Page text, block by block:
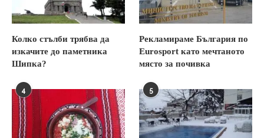
Колко стълби трябва да
изкачите до паметника
Шипка?
Рекламираме България по
Eurosport като мечтаното
място за почивка
4 5